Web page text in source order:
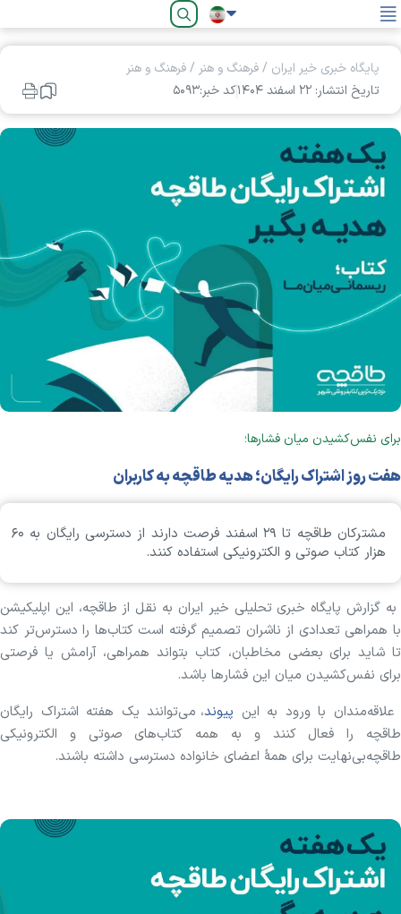
فارسی
پایگاه خبری خیر ایران /فرهنگ و هنر /فرهنگ و هنر
تاریخ انتشار: ۲۲ اسفند ۱۴۰۴
کد خبر:۵۰۹۳
برای نفس‌کشیدن میان فشارها؛
هفت‌ روز اشتراک رایگان؛ هدیه طاقچه به کاربران
مشترکان طاقچه تا ۲۹ اسفند فرصت دارند از دسترسی رایگان به ۶۰
هزار کتاب صوتی و الکترونیکی استفاده کنند.
به گزارش پایگاه خبری تحلیلی خیر ایران به نقل از طاقچه، این اپلیکیشن
با همراهی تعدادی از ناشران تصمیم گرفته است کتاب‌ها را دسترس‌تر کند
تا شاید برای بعضی مخاطبان، کتاب بتواند همراهی، آرامش یا فرصتی
برای نفس‌کشیدن میان این فشارها باشد.
علاقه‌مندان با ورود به این پیوند، می‌توانند یک هفته اشتراک رایگان
طاقچه را فعال کنند و به همه کتاب‌های صوتی و الکترونیکی
طاقچه‌بی‌نهایت برای همۀ اعضای خانواده دسترسی داشته باشند.